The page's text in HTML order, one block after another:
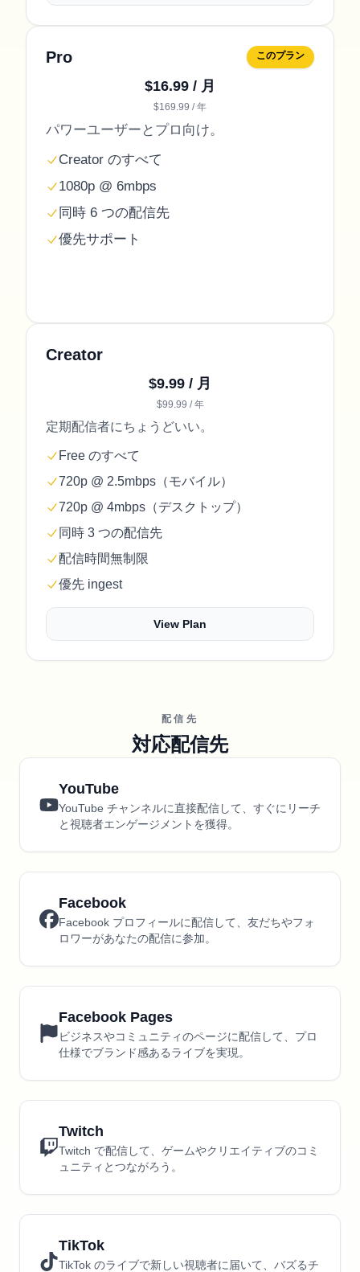
Pro このプラン
$16.99 / 月
$169.99 / 年
パワーユーザーとプロ向け。
Creator のすべて
1080p @ 6mbps
同時 6 つの配信先
優先サポート
Creator
$9.99 / 月
$99.99 / 年
定期配信者にちょうどいい。
Free のすべて
720p @ 2.5mbps（モバイル）
720p @ 4mbps（デスクトップ）
同時 3 つの配信先
配信時間無制限
優先 ingest
View Plan
配信先
対応配信先
YouTube
YouTube チャンネルに直接配信して、すぐにリーチ
と視聴者エンゲージメントを獲得。
Facebook
Facebook プロフィールに配信して、友だちやフォ
ロワーがあなたの配信に参加。
Facebook Pages
ビジネスやコミュニティのページに配信して、プロ
仕様でブランド感あるライブを実現。
Twitch
Twitch で配信して、ゲームやクリエイティブのコミ
ュニティとつながろう。
TikTok
TikTok のライブで新しい視聴者に届いて、バズるチ